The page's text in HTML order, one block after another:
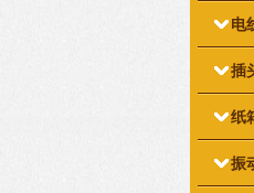
电
插
纸
振